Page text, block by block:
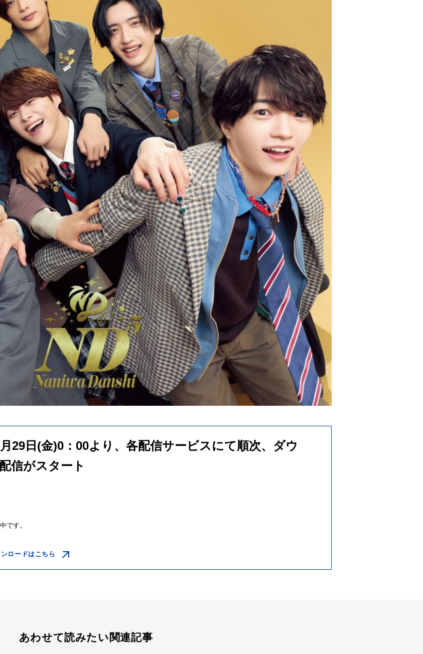
29日(金)0：00より、各配信サービスにて順次、ダウ
信がスタート
です。
ロードはこちら
あわせて読みたい関連記事